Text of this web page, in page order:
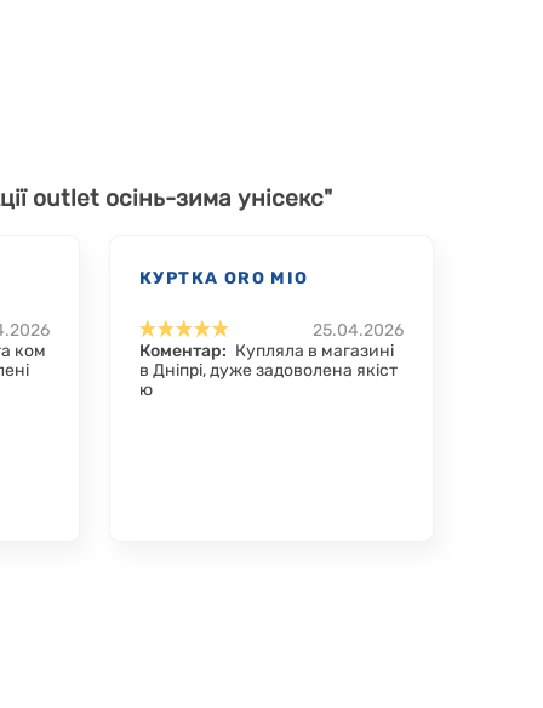
outlet осінь-зима унісекс"
ком
КУРТКА ORO MIO
25.04.2026
Коментар: Купляла в магазині
в Дніпрі, дуже задоволена якіст
ю